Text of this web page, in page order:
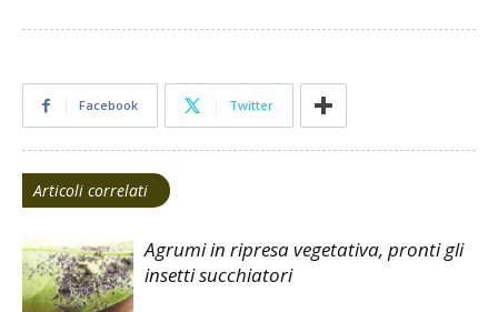
Facebook Twitter
Articoli correlati
Agrumi in ripresa vegetativa, pronti gli
insetti succhiatori